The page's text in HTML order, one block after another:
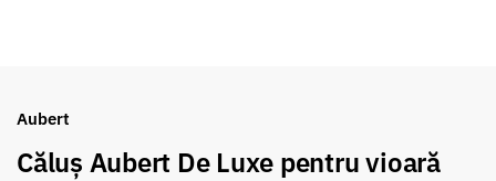
Aubert
Căluș Aubert De Luxe pentru vioară